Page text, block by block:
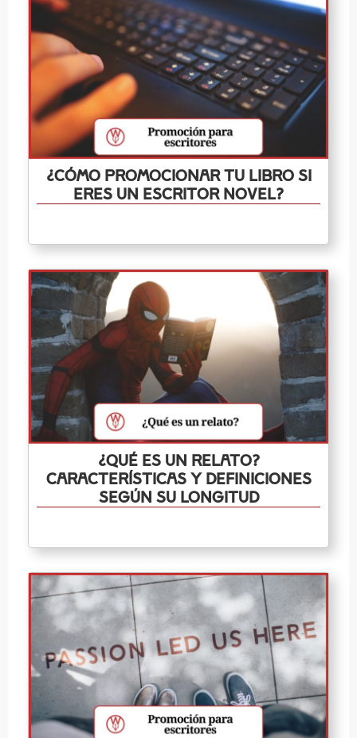
¿Cómo promocionar tu libro si
eres un escritor novel?
¿Qué es un relato?
Características y definiciones
según su longitud